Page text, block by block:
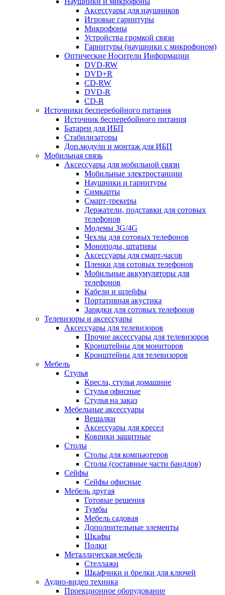
Аксессуары для наушников
Игровые гарнитуры
Микрофоны
Устройства громкой связи
Гарнитуры (наушники с микрофоном)
Оптические Носители Информации
DVD-RW
DVD+R
CD-RW
DVD-R
CD-R
Источники бесперебойного питания
Источник бесперебойного питания
Батареи для ИБП
Стабилизаторы
Доп.модули и монтаж для ИБП
Мобильная связь
Аксессуары для мобильной связи
Мобильные электростанции
Наушники и гарнитуры
Симкарты
Смарт-трекеры
Держатели, подставки для сотовых
телефонов
Модемы 3G/4G
Чехлы для сотовых телефонов
Моноподы, штативы
Аксессуары для смарт-часов
Пленки для сотовых телефонов
Мобильные аккумуляторы для
телефонов
Кабели и шлейфы
Портативная акустика
Зарядки для сотовых телефонов
Телевизоры и аксессуары
Аксессуары для телевизоров
Прочие аксессуары для телевизоров
Кронштейны для мониторов
Кронштейны для телевизоров
Мебель
Стулья
Кресла, стулья домашние
Стулья офисные
Стулья на заказ
Мебельные аксессуары
Вешалки
Аксессуары для кресел
Коврики защитные
Столы
Столы для компьютеров
Столы (составные части бандлов)
Сейфы
Сейфы офисные
Мебель другая
Готовые решения
Тумбы
Мебель садовая
Дополнительные элементы
Шкафы
Полки
Металлическая мебель
Стеллажи
Шкафчики и брелки для ключей
Аудио-видео техника
Проекционное оборудование